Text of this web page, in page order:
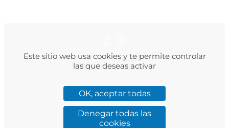
MENTIONS LÉGALES
POLITIQUE DE CONFIDENTIALITÉ
FacebookInstagram
LinkedIn
TwitterYouTube
Este sitio web usa cookies y te permite controlar
las que deseas activar
OK, aceptar todas
Denegar todas las
cookies